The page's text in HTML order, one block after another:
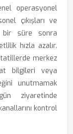
operasyonel
çıkışları ve
bir süre sonra
hızla azalır.
merkez
bilgileri veya
unutmamak
ziyaretinde
kontrol